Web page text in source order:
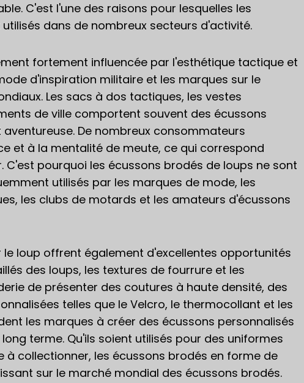
C'est l'une des raisons pour lesquelles les
dans de nombreux secteurs d'activité.
fortement influencée par l'esthétique tactique et
d'inspiration militaire et les marques sur le
Les sacs à dos tactiques, les vestes
de ville comportent souvent des écussons
De nombreux consommateurs
et à la mentalité de meute, ce qui correspond
pourquoi les écussons brodés de loups ne sont
utilisés par les marques de mode, les
les clubs de motards et les amateurs d'écussons
loup offrent également d'excellentes opportunités
des loups, les textures de fourrure et les
de présenter des coutures à haute densité, des
telles que le Velcro, le thermocollant et les
les marques à créer des écussons personnalisés
terme. Qu'ils soient utilisés pour des uniformes
collectionner, les écussons brodés en forme de
sur le marché mondial des écussons brodés.